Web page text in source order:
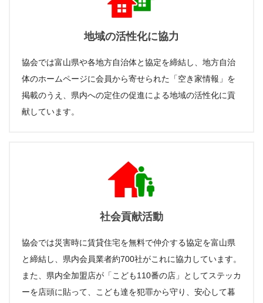
地域の活性化に協力
協会では富山県や各地方自治体と協定を締結し、地方自治
体のホームページに会員から寄せられた「空き家情報」を
掲載のうえ、県内への定住の促進による地域の活性化に貢
献しています。
社会貢献活動
協会では災害時に賃貸住宅を無料で仲介する協定を富山県
と締結し、県内会員業者約700社がこれに協力しています。
また、県内全加盟店が「こども110番の店」としてステッカ
ーを店頭に貼って、こども達を犯罪から守り、安心して暮